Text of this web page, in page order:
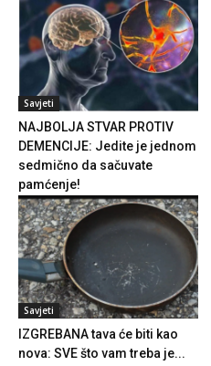
Savjeti
NAJBOLJA STVAR PROTIV
DEMENCIJE: Jedite je jednom
sedmično da sačuvate
pamćenje!
Savjeti
IZGREBANA tava će biti kao
nova: SVE što vam treba je...